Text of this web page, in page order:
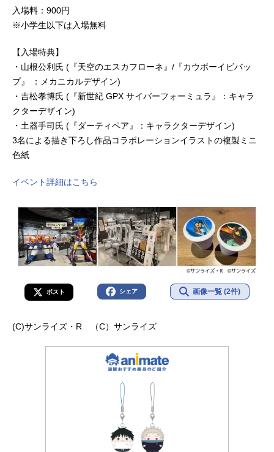
入場料：900円
※小学生以下は入場無料
【入場特典】
・山根公利氏 (『天空のエスカフローネ』/『カウボーイビバッ
プ』 ：メカニカルデザイン)
・吉松孝博氏 (『新世紀 GPX サイバーフォーミュラ』：キャラ
クターデザイン)
・土器手司氏 (『ダーティペア』：キャラクターデザイン)
3名による描き下ろし作品コラボレーションイラストの複製ミニ
色紙
イベント詳細はこちら
ポスト シェア 画像一覧 (2件)
(C)サンライズ・R （C）サンライズ